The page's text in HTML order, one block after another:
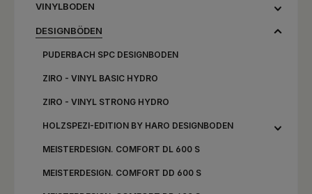
VINYLBODEN
DESIGNBÖDEN
PUDERBACH SPC DESIGNBODEN
ZIRO - VINYL BASIC HYDRO
ZIRO - VINYL STRONG HYDRO
HOLZSPEZI-EDITION BY HARO DESIGNBODEN
MEISTERDESIGN. COMFORT DL 600 S
MEISTERDESIGN. COMFORT DD 600 S